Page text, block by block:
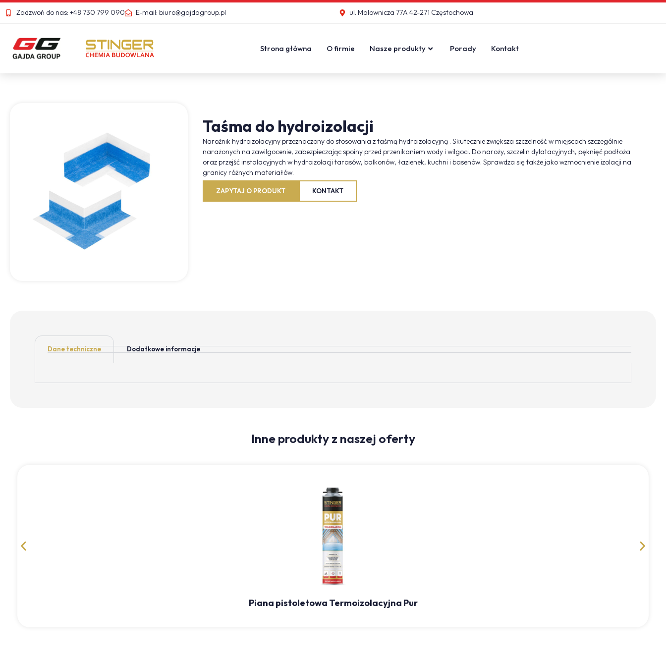
Zadzwoń do nas: +48 730 799 090 E-mail: biuro@gajdagroup.pl ul. Malownicza 77A 42-271 Częstochowa
Strona główna O firmie Nasze produkty Porady Kontakt
Taśma do hydroizolacji
Narożnik hydroizolacyjny przeznaczony do stosowania z taśmą hydroizolacyjną . Skutecznie zwiększa szczelność w miejscach szczególnie
narażonych na zawilgocenie, zabezpieczając spoiny przed przenikaniem wody i wilgoci. Do naroży, szczelin dylatacyjnych, pęknięć podłoża
oraz przejść instalacyjnych w hydroizolacji tarasów, balkonów, łazienek, kuchni i basenów. Sprawdza się także jako wzmocnienie izolacji na
granicy różnych materiałów.
ZAPYTAJ O PRODUKT KONTAKT
Dane techniczne Dodatkowe informacje
Inne produkty z naszej oferty
Piana pistoletowa Termoizolacyjna Pur